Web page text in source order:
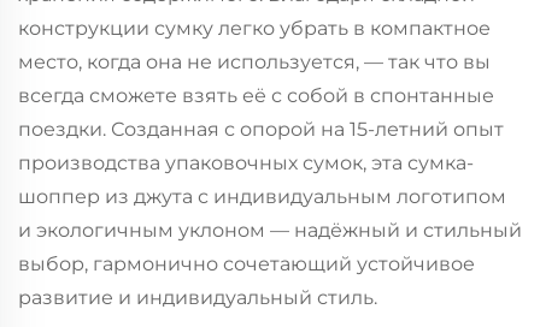
конструкции сумку легко убрать в компактное
место, когда она не используется, — так что вы
всегда сможете взять её с собой в спонтанные
поездки. Созданная с опорой на 15-летний опыт
производства упаковочных сумок, эта сумка-
шоппер из джута с индивидуальным логотипом
и экологичным уклоном — надёжный и стильный
выбор, гармонично сочетающий устойчивое
развитие и индивидуальный стиль.